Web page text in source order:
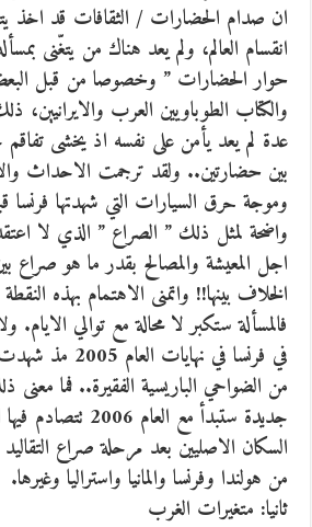
ان صدام الحضارات / الثقافات قد اخذ
انقسام العالم، ولم يعد هناك من يتغّنى
حوار الحضارات ” وخصوصا من قبل
والكتاب الطوباويين العرب والايرانيين،
عدة لم يعد يأمن على نفسه اذ يخشى تفاقم
بين حضارتين.. ولقد ترجمت الاحداث
وموجة حرق السيارات التي شهدتها
واضحة لمثل ذلك ” الصراع ” الذي لا
اجل المعيشة والمصالح بقدر ما هو صراع
الخلاف بينها!! واتمنى الاهتمام بهذه
فالمسألة ستكبر لا محالة مع توالي
في فرنسا في
من الضواحي الباريسية الفقيرة.. فما
جديدة ستبدأ مع العام
السكان الاصليين بعد مرحلة صراع
من هولندا وفرنسا والمانيا واستراليا وغيرها.
ثانيا: متغيرات الغرب